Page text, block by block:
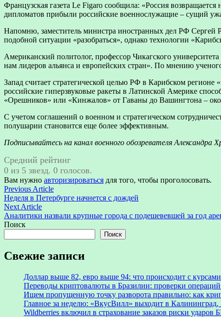
Французская газета Le Figaro сообщила: «Россия
дипломатов прибыли российские военнослужащие – сущий
Напомню, заместитель министра иностранных дел РФ Сергей
подобной ситуации «разобраться», однако технологии
Американский политолог, профессор Чикагского
нам лидеров альянса и европейских стран». По мнению
Запад считает стратегической целью РФ в Карибском
российские гиперзвуковые ракеты в Латинской Америке
«Орешников» или «Кинжалов» от Гаваны до Вашингтона –
С учетом соглашений о военном и стратегическом
полушарии становится еще более эффективным.
Подписывайтесь на канал военного обозревателя Александра
Средний рейтинг
0 из 5 звезд. 0 голосов.
Вам нужно авторизироваться для того, чтобы проголосовать.
Навигация
по
записям
Previous ArticlePrevious
article:
Неделя в Петербурге начнется с дождей
Next ArticleNext
article:
Аналитики назвали крупные города с подешевевшей за год
Поиск
Поиск
Свежие записи
Доллар выше 82, евро выше 94: что происходит с
Переводы криптовалюты в Бразилии: проверки
Ищем пропущенную точку разворота правильно: как
Главное за неделю: «ВкусВилл» выходит в
Wildberries включил в страхование заказов риски ударов